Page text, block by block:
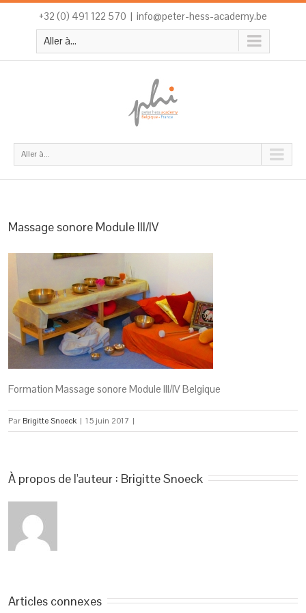
+32 (0) 491 122 570 | info@peter-hess-academy.be
Aller à...
Aller à...
Massage sonore Module III/IV
Formation Massage sonore Module III/IV Belgique
Par Brigitte Snoeck | 15 juin 2017 |
À propos de l'auteur : Brigitte Snoeck
Articles connexes